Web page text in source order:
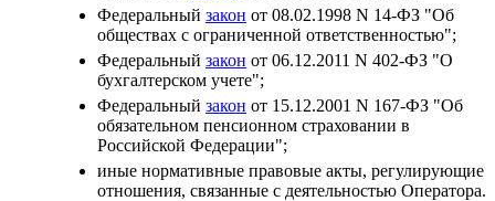
Федеральный закон от 08.02.1998 N 14-ФЗ "Об
обществах с ограниченной ответственностью";
Федеральный закон от 06.12.2011 N 402-ФЗ "О
бухгалтерском учете";
Федеральный закон от 15.12.2001 N 167-ФЗ "Об
обязательном пенсионном страховании в
Российской Федерации";
иные нормативные правовые акты, регулирующие
отношения, связанные с деятельностью Оператора.